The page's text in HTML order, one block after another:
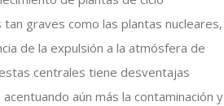
graves como las plantas nucleares,
de la expulsión a la atmósfera de
centrales tiene desventajas
aún más la contaminación y